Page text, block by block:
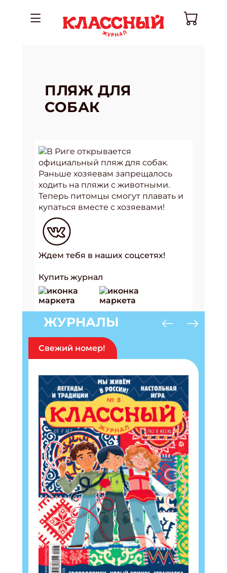
ПЛЯЖ ДЛЯ
СОБАК
В Риге открывается
официальный пляж для собак.
Раньше хозяевам запрещалось
ходить на пляжи с животными.
Теперь питомцы смогут плавать и
купаться вместе с хозяевами!
Ждем тебя в наших соцсетях!
Купить журнал
ЖУРНАЛЫ
Свежий номер!